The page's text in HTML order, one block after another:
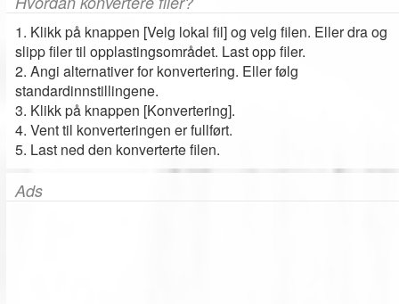
1. Klikk på knappen [Velg lokal fil] og velg filen. Eller dra og
slipp filer til opplastingsområdet. Last opp filer.
2. Angi alternativer for konvertering. Eller følg
standardinnstillingene.
3. Klikk på knappen [Konvertering].
4. Vent til konverteringen er fullført.
5. Last ned den konverterte filen.
Ads